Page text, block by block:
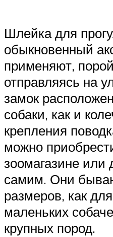
Шлейка для
обыкновенный
применяют,
отправляясь на
замок
собаки, как и
крепления
можно
зоомагазине или
самим. Они
размеров, как
маленьких
крупных пород.